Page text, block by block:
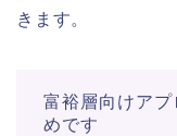
きます。
富裕層向けア
めです